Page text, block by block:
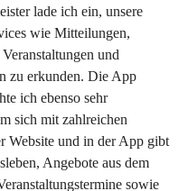
lade ich ein, unsere
wie Mitteilungen,
und
zu erkunden. Die App
ich ebenso sehr
sich mit zahlreichen
Website und in der App gibt
Angebote aus dem
sowie